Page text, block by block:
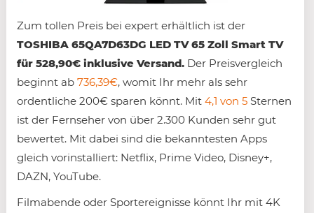
Zum tollen Preis bei expert erhältlich ist der
TOSHIBA 65QA7D63DG LED TV 65 Zoll Smart TV
für 528,90€ inklusive Versand. Der Preisvergleich
beginnt ab 736,39€, womit Ihr mehr als sehr
ordentliche 200€ sparen könnt. Mit 4,1 von 5 Sternen
ist der Fernseher von über 2.300 Kunden sehr gut
bewertet. Mit dabei sind die bekanntesten Apps
gleich vorinstalliert: Netflix, Prime Video, Disney+,
DAZN, YouTube.
Filmabende oder Sportereignisse könnt Ihr mit 4K